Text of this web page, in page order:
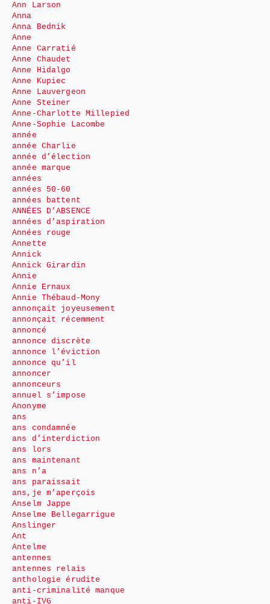
Ann Larson
Anna
Anna Bednik
Anne
Anne Carratié
Anne Chaudet
Anne Hidalgo
Anne Kupiec
Anne Lauvergeon
Anne Steiner
Anne-Charlotte Millepied
Anne-Sophie Lacombe
année
année Charlie
année d’élection
année marque
années
années 50-60
années battent
ANNÉES D’ABSENCE
années d’aspiration
Années rouge
Annette
Annick
Annick Girardin
Annie
Annie Ernaux
Annie Thébaud-Mony
annonçait joyeusement
annonçait récemment
annoncé
annonce discrète
annonce l’éviction
annonce qu’il
annoncer
annonceurs
annuel s’impose
Anonyme
ans
ans condamnée
ans d’interdiction
ans lors
ans maintenant
ans n’a
ans paraissait
ans,je m’aperçois
Anselm Jappe
Anselme Bellegarrigue
Anslinger
Ant
Antelme
antennes
antennes relais
anthologie érudite
anti-criminalité manque
anti-IVG